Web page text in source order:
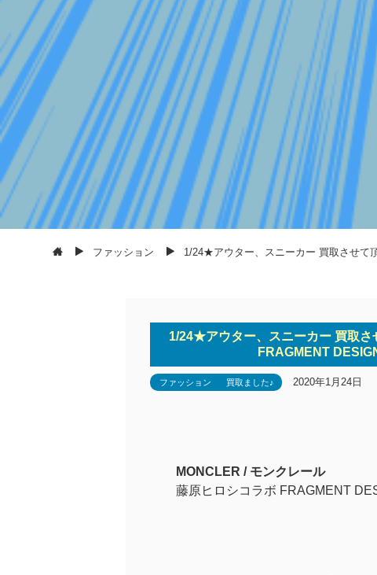
ファッション 1/24★アウター、スニーカー 買取させて
1/24★アウター、スニーカー 買取
FRAGMENT
ファッション 買取ました♪ 2020年1月24日
MONCLER / モンクレール
藤原ヒロシコラボ FRAGMENT